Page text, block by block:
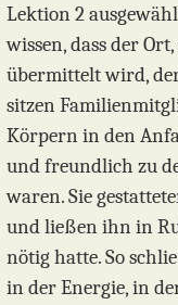
Lektion 2
wissen, dass der
übermittelt wird,
sitzen
Körpern in den
und freundlich zu
waren. Sie
und ließen ihn in
nötig hatte. So
in der Energie, in